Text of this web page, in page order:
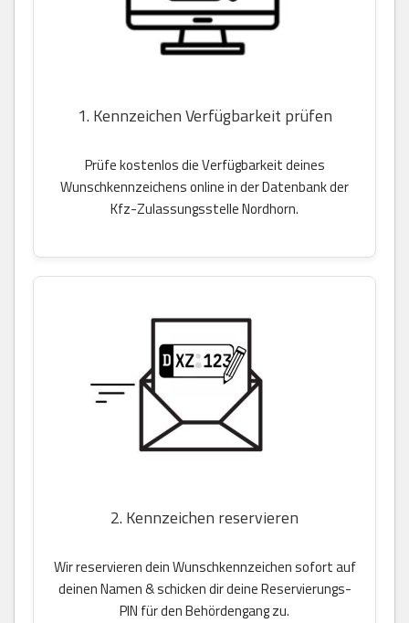
1. Kennzeichen Verfügbarkeit prüfen
Prüfe kostenlos die Verfügbarkeit deines
Wunschkennzeichens online in der Datenbank der
Kfz-Zulassungsstelle Nordhorn.
2. Kennzeichen reservieren
Wir reservieren dein Wunschkennzeichen sofort auf
deinen Namen & schicken dir deine Reservierungs-
PIN für den Behördengang zu.